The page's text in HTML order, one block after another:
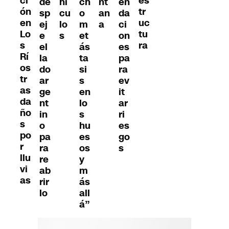
ón
en
Lo
s
Rí
os
tr
as
da
ño
s
po
r
llu
vi
as
sp
ej
e
el
la
do
ar
ge
nt
in
o
pa
ra
re
ab
rir
lo
cu
lo
s
o
m
et
ás
ta
si
s
en
lo
s
hu
es
os
y
m
ás
all
á”
an
a
da
ci
on
es
pa
ra
ev
it
ar
ri
es
go
s
tr
uc
tu
ra